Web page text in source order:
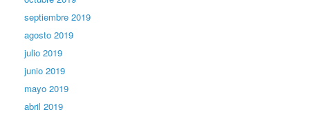
septiembre 2019
agosto 2019
julio 2019
junio 2019
mayo 2019
abril 2019